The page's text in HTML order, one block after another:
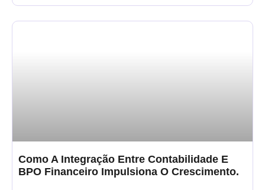
Como A Integração Entre Contabilidade E
BPO Financeiro Impulsiona O Crescimento.